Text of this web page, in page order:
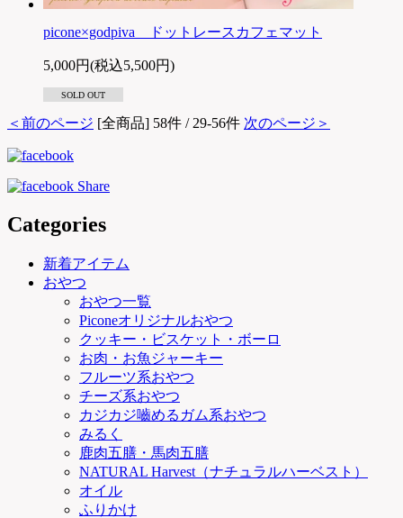
picone×godpiva ドットレースカフェマット
5,000円(税込5,500円)
SOLD OUT
＜前のページ [全商品] 58件 / 29-56件 次のページ＞
Categories
新着アイテム
おやつ
おやつ一覧
Piconeオリジナルおやつ
クッキー・ビスケット・ボーロ
お肉・お魚ジャーキー
フルーツ系おやつ
チーズ系おやつ
カジカジ嚙めるガム系おやつ
みるく
鹿肉五膳・馬肉五膳
NATURAL Harvest（ナチュラルハーベスト）
オイル
ふりかけ